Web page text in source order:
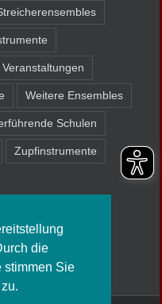
die
stimmen Sie
Veranstaltungen
Weitere Ensembles
Schulen
Zupfinstrumente